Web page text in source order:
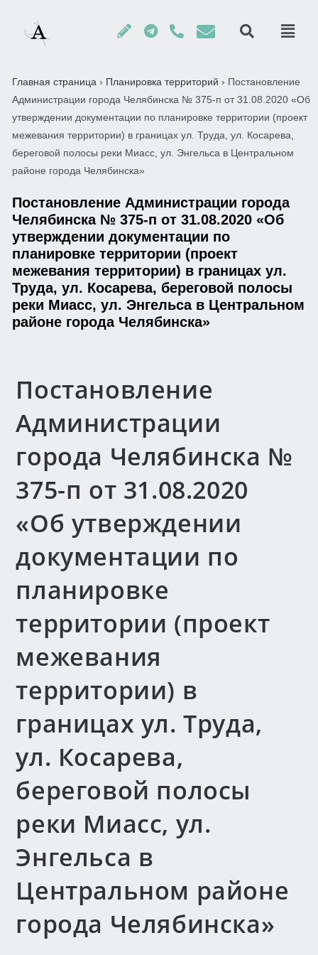
Главная страница › Планировка территорий › Постановление
Администрации города Челябинска № 375-п от 31.08.2020 «Об
утверждении документации по планировке территории (проект
межевания территории) в границах ул. Труда, ул. Косарева,
береговой полосы реки Миасс, ул. Энгельса в Центральном
районе города Челябинска»
Постановление Администрации города
Челябинска № 375-п от 31.08.2020 «Об
утверждении документации по
планировке территории (проект
межевания территории) в границах ул.
Труда, ул. Косарева, береговой полосы
реки Миасс, ул. Энгельса в Центральном
районе города Челябинска»
Постановление
Администрации
города Челябинска №
375-п от 31.08.2020
«Об утверждении
документации по
планировке
территории (проект
межевания
территории) в
границах ул. Труда,
ул. Косарева,
береговой полосы
реки Миасс, ул.
Энгельса в
Центральном районе
города Челябинска»